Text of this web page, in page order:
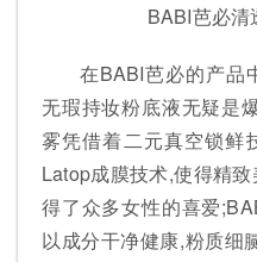
BABI芭必清
在BABI芭必的产品
无瑕持妆粉底液无疑是
雾凭借着二元真空锁鲜
Latop成膜技术,使得精
得了众多女性的喜爱
以成分干净健康,粉质细